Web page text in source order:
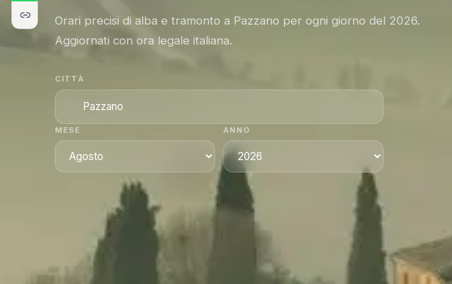
Orari precisi di alba e tramonto a Pazzano per ogni giorno del 2026.
Aggiornati con ora legale italiana.
CITTÀ
MESE ANNO